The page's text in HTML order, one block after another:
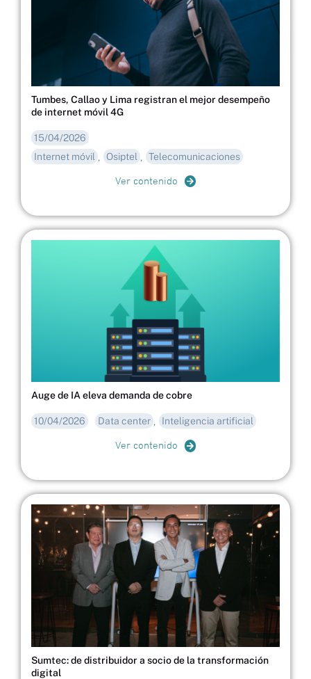
Tumbes, Callao y Lima registran el mejor desempeño
de internet móvil 4G
15/04/2026
Internet móvil , Osiptel , Telecomunicaciones
Ver contenido
Auge de IA eleva demanda de cobre
10/04/2026 Data center , Inteligencia artificial
Ver contenido
Sumtec: de distribuidor a socio de la transformación
digital